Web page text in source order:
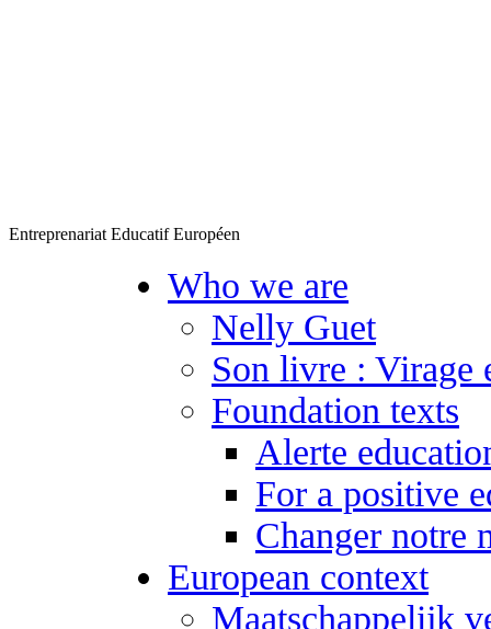
Entreprenariat Educatif Européen
Who we are
Nelly Guet
Son livre : Virage
Foundation texts
Alerte
For a positive
Changer notre
European context
Maatschappelijk